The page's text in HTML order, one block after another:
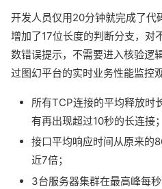
开发人员仅用20分钟就完成了代
增加了17位长度的判断分支，对
数错误提示，不需要进入核验逻
过图幻平台的实时业务性能监控
所有TCP连接的平均释放时
有再出现超过10秒的长连接；
接口平均响应时间从原来的
近7倍；
3台服务器集群在最高峰每